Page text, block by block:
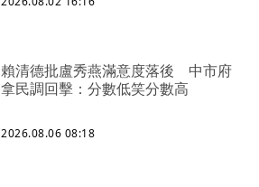
賴清德批盧秀燕滿意度落後 中市府
拿民調回擊：分數低笑分數高
2026.08.06 08:18